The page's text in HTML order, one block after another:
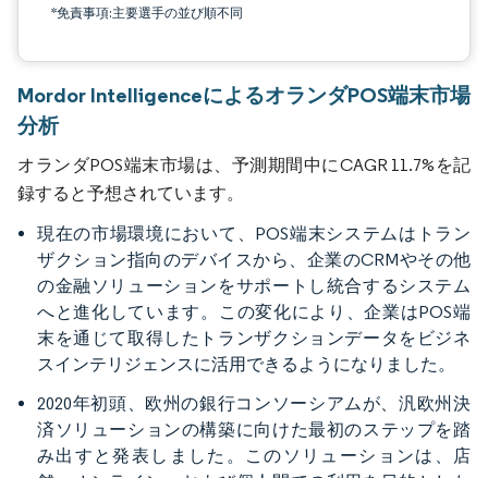
*免責事項:主要選手の並び順不同
Mordor IntelligenceによるオランダPOS端末市場
分析
オランダPOS端末市場は、予測期間中にCAGR 11.7%を記
録すると予想されています。
現在の市場環境において、POS端末システムはトラン
ザクション指向のデバイスから、企業のCRMやその他
の金融ソリューションをサポートし統合するシステム
へと進化しています。この変化により、企業はPOS端
末を通じて取得したトランザクションデータをビジネ
スインテリジェンスに活用できるようになりました。
2020年初頭、欧州の銀行コンソーシアムが、汎欧州決
済ソリューションの構築に向けた最初のステップを踏
み出すと発表しました。このソリューションは、店